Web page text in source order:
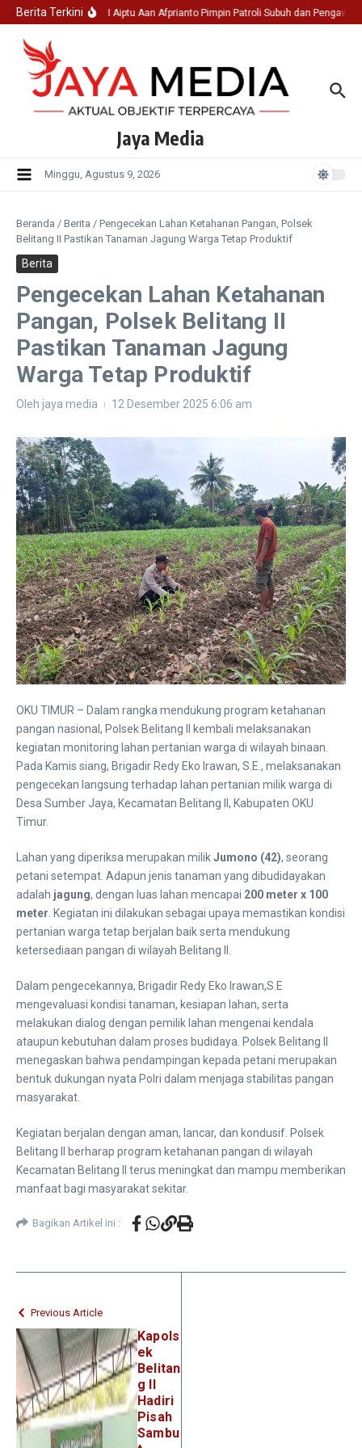
Lewati ke konten
Berita TerkiniKa SPK I Aiptu Aan Afprianto Pimpin Patroli Subuh dan
Jaya Media
Minggu, Agustus 9, 2026
Beranda / Berita / Pengecekan Lahan Ketahanan Pangan, Polsek
Belitang II Pastikan Tanaman Jagung Warga Tetap Produktif
Berita
Pengecekan Lahan Ketahanan
Pangan, Polsek Belitang II
Pastikan Tanaman Jagung
Warga Tetap Produktif
Oleh jaya media 12 Desember 2025 6:06 am
OKU TIMUR – Dalam rangka mendukung program ketahanan
pangan nasional, Polsek Belitang II kembali melaksanakan
kegiatan monitoring lahan pertanian warga di wilayah binaan.
Pada Kamis siang, Brigadir Redy Eko Irawan, S.E., melaksanakan
pengecekan langsung terhadap lahan pertanian milik warga di
Desa Sumber Jaya, Kecamatan Belitang II, Kabupaten OKU
Timur.
Lahan yang diperiksa merupakan milikJumono (42), seorang
petani setempat. Adapun jenis tanaman yang dibudidayakan
adalah jagung, dengan luas lahan mencapai 200 meter x 100
meter . Kegiatan ini dilakukan sebagai upaya memastikan kondisi
pertanian warga tetap berjalan baik serta mendukung
ketersediaan pangan di wilayah Belitang II.
Dalam pengecekannya, Brigadir Redy Eko Irawan,S.E
mengevaluasi kondisi tanaman, kesiapan lahan, serta
melakukan dialog dengan pemilik lahan mengenai kendala
ataupun kebutuhan dalam proses budidaya. Polsek Belitang II
menegaskan bahwa pendampingan kepada petani merupakan
bentuk dukungan nyata Polri dalam menjaga stabilitas pangan
masyarakat.
Kegiatan berjalan dengan aman, lancar, dan kondusif. Polsek
Belitang II berharap program ketahanan pangan di wilayah
Kecamatan Belitang II terus meningkat dan mampu memberikan
manfaat bagi masyarakat sekitar.
Bagikan Artikel ini :
Previous Article
Kapols
ek
Belitan
g II
Hadiri
Pisah
Sambu